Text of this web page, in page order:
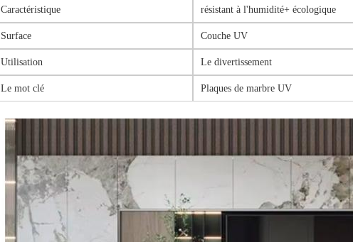
Caractéristique résistant à l'humidité+ écologique
Surface Couche UV
Utilisation Le divertissement
Le mot clé Plaques de marbre UV